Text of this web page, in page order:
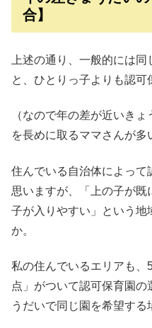
合】
上述の通り、一般的には
と、ひとりっ子よりも認可
（なので年の差が近いき
を長めに取るママさんが多
住んでいる自治体によって
思いますが、「上の子が
子が入りやすい」という地
か。
私の住んでいるエリアも、
点」がついて認可保育園の
うだいで同じ園を希望する